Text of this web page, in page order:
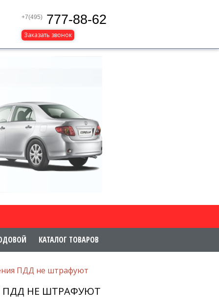
+7(495) 777-88-62
Заказать звонок
КАТАЛОГ ТОВАРОВ
ПДД не штрафуют
ПДД НЕ ШТРАФУЮТ